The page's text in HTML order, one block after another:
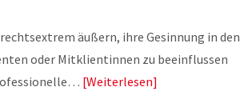
äußern, ihre Gesinnung in den
oder Mitklientinnen zu beeinflussen
Weiterlesen